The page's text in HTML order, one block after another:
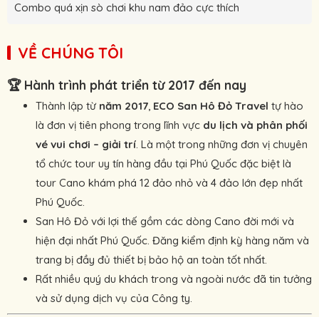
Combo quá xịn sò chơi khu nam đảo cực thích
VỀ CHÚNG TÔI
🏆 Hành trình phát triển từ 2017 đến nay
Thành lập từ năm 2017, ECO San Hô Đỏ Travel tự hào
là đơn vị tiên phong trong lĩnh vực du lịch và phân phối
vé vui chơi – giải trí. Là một trong những đơn vị chuyên
tổ chức tour uy tín hàng đầu tại Phú Quốc đặc biệt là
tour Cano khám phá 12 đảo nhỏ và 4 đảo lớn đẹp nhất
Phú Quốc.
San Hô Đỏ với lợi thế gồm các dòng Cano đời mới và
hiện đại nhất Phú Quốc. Đăng kiểm định kỳ hàng năm và
trang bị đầy đủ thiết bị bảo hộ an toàn tốt nhất.
Rất nhiều quý du khách trong và ngoài nước đã tin tưởng
và sử dụng dịch vụ của Công ty.